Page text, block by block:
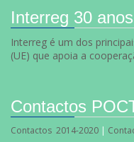
Interreg 30 anos
Interreg é um dos
(UE) que apoia a
Contactos
Contactos 2014-2020 |